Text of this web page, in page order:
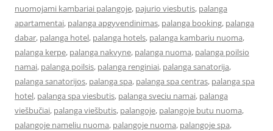
nuomojami kambariai palangoje, pajurio viesbutis, palanga
apartamentai, palanga apgyvendinimas, palanga booking, palanga
dabar, palanga hotel, palanga hotels, palanga kambariu nuoma,
palanga kerpe, palanga nakvyne, palanga nuoma, palanga poilsio
namai, palanga poilsis, palanga renginiai, palanga sanatorija,
palanga sanatorijos, palanga spa, palanga spa centras, palanga spa
hotel, palanga spa viesbutis, palanga sveciu namai, palanga
viešbučiai, palanga viešbutis, palangoje, palangoje butu nuoma,
palangoje nameliu nuoma, palangoje nuoma, palangoje spa,